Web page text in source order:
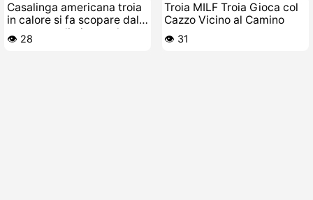
Casalinga americana troia
in calore si fa scopare dal
suo cazzo di giocattolo
👁️ 28
Troia MILF Troia Gioca col
Cazzo Vicino al Camino
👁️ 31